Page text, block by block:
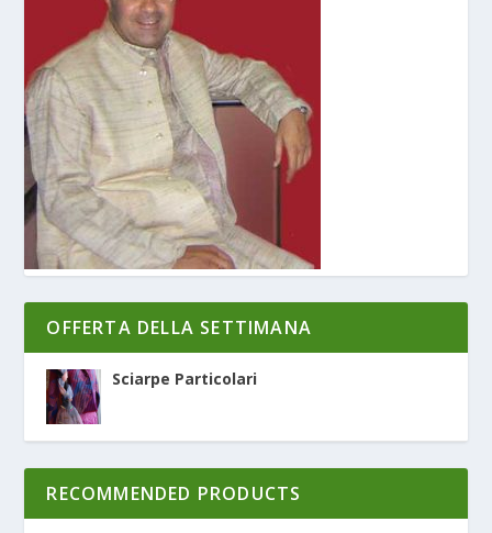
OFFERTA DELLA SETTIMANA
Sciarpe Particolari
RECOMMENDED PRODUCTS